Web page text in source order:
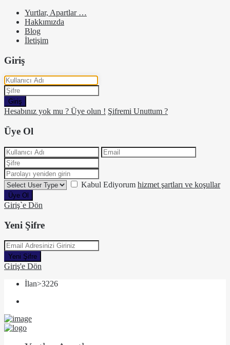
Yurtlar, Apartlar …
Hakkımızda
Blog
İletişim
Giriş
Giriş
Hesabınız yok mu ? Üye olun ! Şifremi Unuttum ?
Üye Ol
Kabul Ediyorum hizmet şartları ve koşullar
Üye Ol
Giriş`e Dön
Yeni Şifre
Yeni Şifre
Giriş'e Dön
İlan>3226